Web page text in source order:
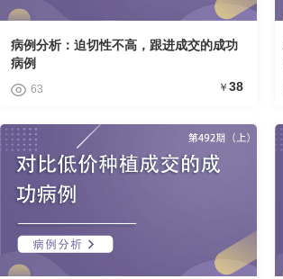
病例分析：迫切性不高，跟进成交的成功
病例
63 ￥ 38